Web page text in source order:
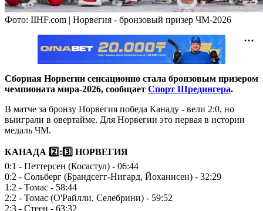
Фото: IIHF.com | Норвегия - бронзовый призер ЧМ-2026
Сборная Норвегии сенсационно стала бронзовым призером
чемпионата мира-2026, сообщает Спорт Шредингера.
В матче за бронзу Норвегия победа Канаду - вели 2:0, но
выиграли в овертайме. Для Норвегии это первая в истории
медаль ЧМ.
КАНАДА 2️⃣:3️⃣ НОРВЕГИЯ
0:1 - Петтерсен (Косастул) - 06:44
0:2 - Сольберг (Брандсегг-Нигард, Йоханнсен) - 32:29
1:2 - Томас - 58:44
2:2 - Томас (О'Райлли, Cелебрини) - 59:52
2:3 - Стеен - 63:32